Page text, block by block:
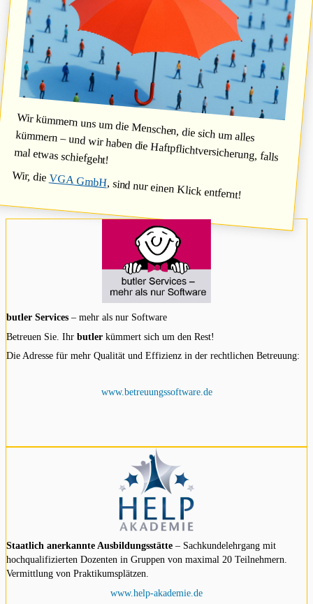
Wir kümmern uns um die Menschen, die sich um alles
kümmern – und wir haben die Haftpflichtversicherung, falls
mal etwas schiefgeht!
Wir, dieVGA GmbH, sind nur einen Klick entfernt!
butler Services – mehr als nur Software
Betreuen Sie. Ihr butler kümmert sich um den Rest!
Die Adresse für mehr Qualität und Effizienz in der rechtlichen Betreuung:
www.betreuungssoftware.de
Staatlich anerkannte Ausbildungsstätte – Sachkundelehrgang mit
hochqualifizierten Dozenten in Gruppen von maximal 20 Teilnehmern.
Vermittlung von Praktikumsplätzen.
www.help-akademie.de